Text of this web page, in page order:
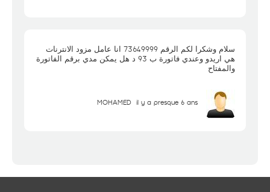
سلام وشكرا لكم الرقم 73649999 انا عامل مزود الانترنات
هي اريدو وعندي فاتورة ب 93 د هل يمكن مدي برقم الفاتورة
والمفتاح
MOHAMED il y a presque 6 ans